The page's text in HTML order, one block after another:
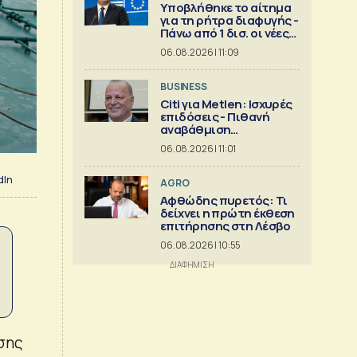
Υποβλήθηκε το αίτημα
για τη ρήτρα διαφυγής -
Πάνω από 1 δισ. οι νέες
επενδύσεις
06.08.2026 | 11:09
BUSINESS
Citi για Metlen: Ισχυρές
επιδόσεις - Πιθανή
αναβάθμιση
προβλέψεων
06.08.2026 | 11:01
AGRO
Αφθώδης πυρετός: Τι
δείχνει η πρώτη έκθεση
επιτήρησης στη Λέσβο
06.08.2026 | 10:55